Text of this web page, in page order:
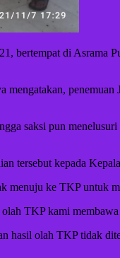
bertempat di Asrama
saksi pun
tersebut kepada
menuju ke TKP untuk
TKP kami
hasil olah TKP tidak